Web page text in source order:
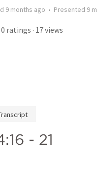
9 months ago • Presented 9
0 ratings · 17views
- 21